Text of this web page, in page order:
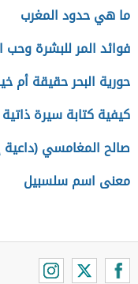
ما هي حدود المغرب
فوائد المر للبشرة وحب
حورية البحر حقيقة أم
كيفية كتابة سيرة
صالح المغامسي
معنى اسم سلسبيل